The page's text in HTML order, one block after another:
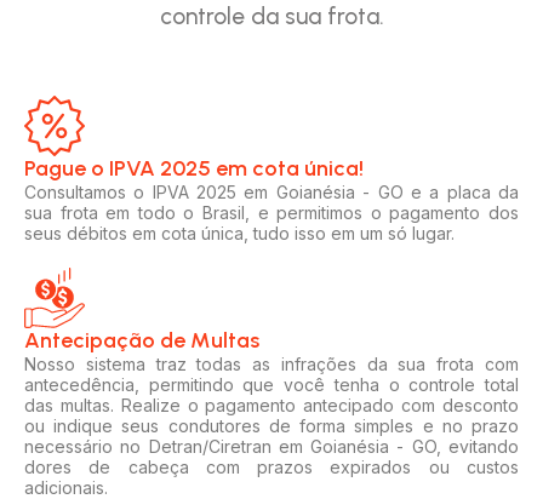
controle da sua frota.
Pague o IPVA 2025 em cota única!​
Consultamos o IPVA 2025 em Goianésia - GO e a placa da
sua frota em todo o Brasil, e permitimos o pagamento dos
seus débitos em cota única, tudo isso em um só lugar.
Antecipação de Multas
Nosso sistema traz todas as infrações da sua frota com
antecedência, permitindo que você tenha o controle total
das multas. Realize o pagamento antecipado com desconto
ou indique seus condutores de forma simples e no prazo
necessário no Detran/Ciretran em Goianésia - GO, evitando
dores de cabeça com prazos expirados ou custos
adicionais.